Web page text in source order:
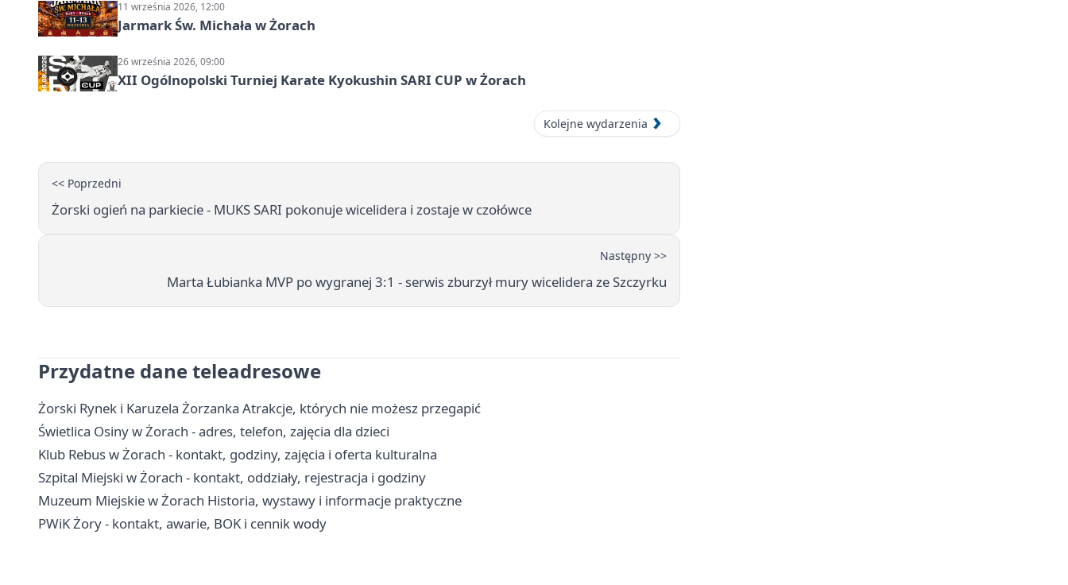
11 września 2026, 12:00
Jarmark Św. Michała w Żorach
26 września 2026, 09:00
XII Ogólnopolski Turniej Karate Kyokushin SARI CUP w Żorach
Kolejne wydarzenia
<< Poprzedni
Żorski ogień na parkiecie - MUKS SARI pokonuje wicelidera i zostaje w czołówce
Następny >>
Marta Łubianka MVP po wygranej 3:1 - serwis zburzył mury wicelidera ze Szczyrku
Przydatne dane teleadresowe
Żorski Rynek i Karuzela Żorzanka Atrakcje, których nie możesz przegapić
Świetlica Osiny w Żorach - adres, telefon, zajęcia dla dzieci
Klub Rebus w Żorach - kontakt, godziny, zajęcia i oferta kulturalna
Szpital Miejski w Żorach - kontakt, oddziały, rejestracja i godziny
Muzeum Miejskie w Żorach Historia, wystawy i informacje praktyczne
PWiK Żory - kontakt, awarie, BOK i cennik wody